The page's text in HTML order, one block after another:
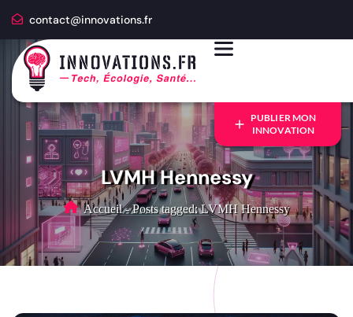
contact@innovations.fr
PUBLIER MON
INNOVATION
LVMH Hennessy
Accueil - Posts tagged: LVMH Hennessy